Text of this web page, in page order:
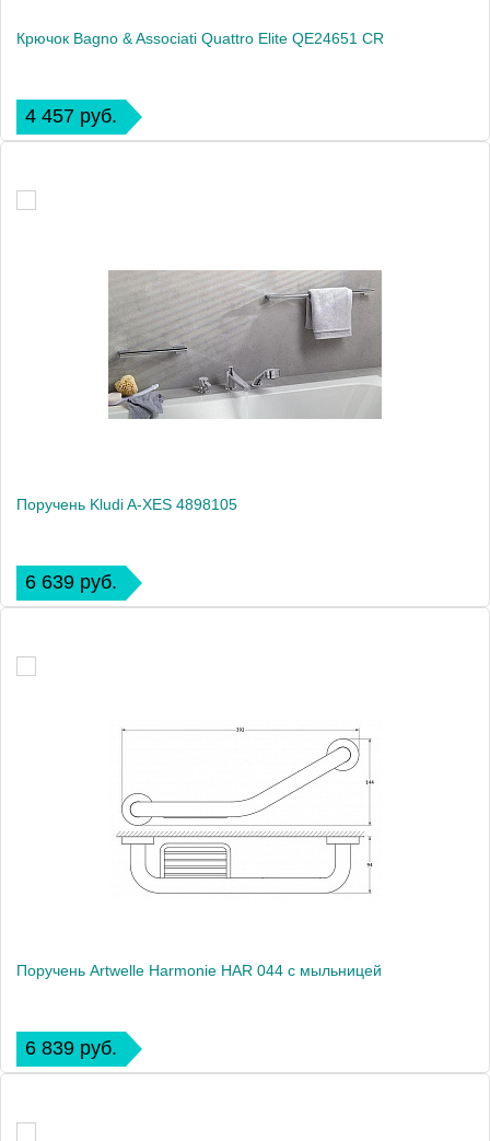
Крючок Bagno & Associati Quattro Elite QE24651 CR
4 457 руб.
Поручень Kludi A-XES 4898105
6 639 руб.
Поручень Artwelle Harmonie HAR 044 с мыльницей
6 839 руб.